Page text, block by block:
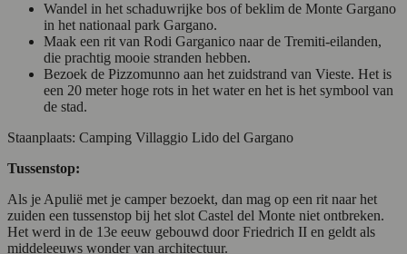
Wandel in het schaduwrijke bos of beklim de Monte Gargano
in het nationaal park Gargano.
Maak een rit van Rodi Garganico naar de Tremiti-eilanden,
die prachtig mooie stranden hebben.
Bezoek de Pizzomunno aan het zuidstrand van Vieste. Het is
een 20 meter hoge rots in het water en het is het symbool van
de stad.
Staanplaats: Camping Villaggio Lido del Gargano
Tussenstop:
Als je Apulië met je camper bezoekt, dan mag op een rit naar het
zuiden een tussenstop bij het slot Castel del Monte niet ontbreken.
Het werd in de 13e eeuw gebouwd door Friedrich II en geldt als
middeleeuws wonder van architectuur.